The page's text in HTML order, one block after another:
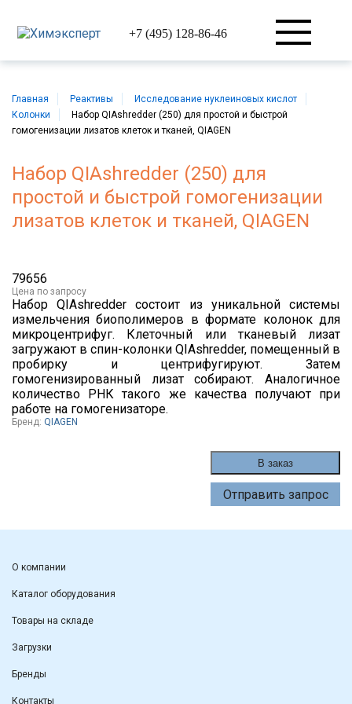
+7 (495) 128-86-46
Главная Реактивы
Исследование нуклеиновых кислот
Колонки
Набор QIAshredder (250) для простой и быстрой
гомогенизации лизатов клеток и тканей, QIAGEN
Набор QIAshredder (250) для
простой и быстрой гомогенизации
лизатов клеток и тканей, QIAGEN
79656
Цена по запросу
Набор QIAshredder состоит из уникальной системы
измельчения биополимеров в формате колонок для
микроцентрифуг. Клеточный или тканевый лизат
загружают в спин-колонки QIAshredder, помещенный в
пробирку и центрифугируют. Затем
гомогенизированный лизат собирают. Аналогичное
количество РНК такого же качества получают при
работе на гомогенизаторе.
Бренд: QIAGEN
В заказ
Отправить запрос
О компании
Каталог оборудования
Товары на складе
Загрузки
Бренды
Контакты